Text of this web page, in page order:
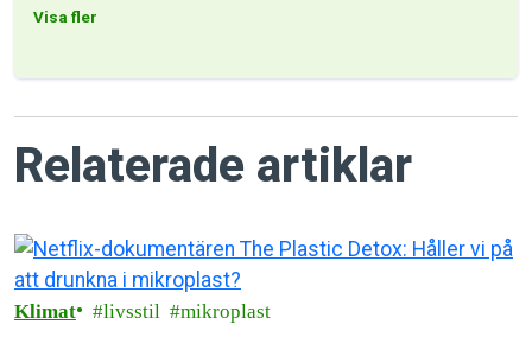
Visa fler
Relaterade artiklar
Klimat livsstil mikroplast